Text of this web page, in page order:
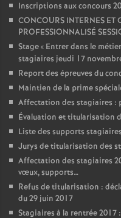
Inscriptions aux concours
CONCOURS INTERNES ET
PROFESSIONNALISÉ
Stage « Entrer dans le
stagiaires jeudi 17
Report des épreuves du
Maintien de la prime
Affectation des stagiaires :
Évaluation et titularisation
Liste des supports
Jurys de titularisation des
Affectation des stagiaires
vœux, supports…
Refus de titularisation :
du 29 juin 2017
Stagiaires à la rentrée 2017